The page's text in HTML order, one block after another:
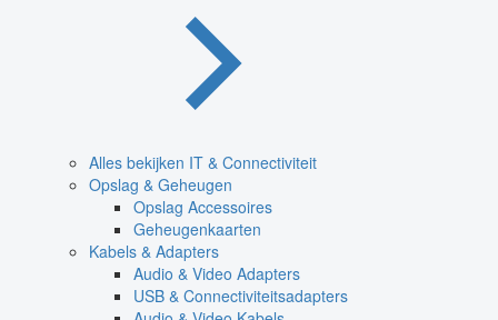
Alles bekijken IT & Connectiviteit
Opslag & Geheugen
Opslag Accessoires
Geheugenkaarten
Kabels & Adapters
Audio & Video Adapters
USB & Connectiviteitsadapters